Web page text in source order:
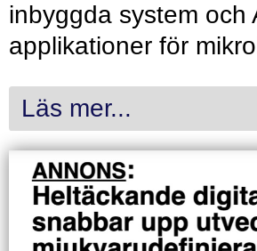
inbyggda system och
applikationer för
Läs mer...